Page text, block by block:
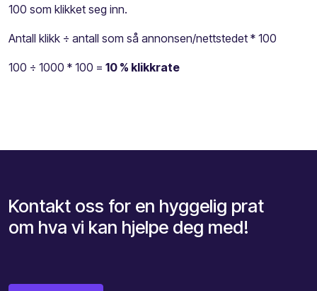
100 som klikket seg inn.
Antall klikk ÷ antall som så annonsen/nettstedet * 100
100 ÷ 1000 * 100 = 10 % klikkrate
Kontakt oss for en hyggelig prat
om hva vi kan hjelpe deg med!